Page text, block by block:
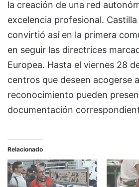
la creación de una red
excelencia profesional.
convirtió así en la primera
en seguir las directrices
Europea. Hasta el viernes 28
centros que deseen acogerse
reconocimiento pueden
documentación
Relacionado